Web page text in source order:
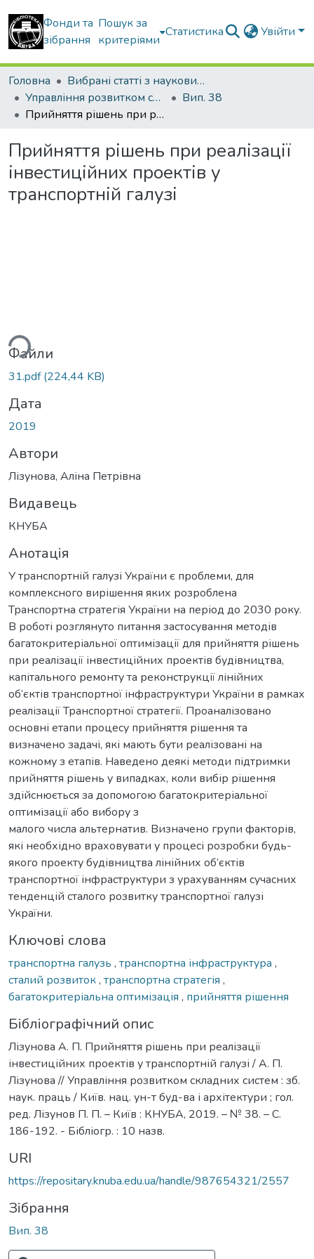
Фонди та
зібрання
Пошук за
критеріями
Статистика Увійти
Головна
Вибрані статті з наукових збірників КНУБА
Управління розвитком складних систем
Вип. 38
Прийняття рішень при реалізації інвестиційних проектів у транспортній галузі
Прийняття рішень при реалізації
інвестиційних проектів у
транспортній галузі
Файли
31.pdf(224,44 KB)
Дата
2019
Автори
Лізунова, Аліна Петрівна
Видавець
КНУБА
Анотація
У транспортній галузі України є проблеми, для
комплексного вирішення яких розроблена
Транспортна стратегія України на період до 2030 року.
В роботі розглянуто питання застосування методів
багатокритеріальної оптимізації для прийняття рішень
при реалізації інвестиційних проектів будівництва,
капітального ремонту та реконструкції лінійних
об’єктів транспортної інфраструктури України в рамках
реалізації Транспортної стратегії. Проаналізовано
основні етапи процесу прийняття рішення та
визначено задачі, які мають бути реалізовані на
кожному з етапів. Наведено деякі методи підтримки
прийняття рішень у випадках, коли вибір рішення
здійснюється за допомогою багатокритеріальної
оптимізації або вибору з
малого числа альтернатив. Визначено групи факторів,
які необхідно враховувати у процесі розробки будь-
якого проекту будівництва лінійних об’єктів
транспортної інфраструктури з урахуванням сучасних
тенденцій сталого розвитку транспортної галузі
України.
Ключові слова
транспортна галузь , транспортна інфраструктура ,
сталий розвиток, транспортна стратегія ,
багатокритеріальна оптимізація , прийняття рішення
Бібліографічний опис
Лізунова А. П. Прийняття рішень при реалізації
інвестиційних проектів у транспортній галузі / А. П.
Лізунова // Управління розвитком складних систем : зб.
наук. праць / Київ. нац. ун-т буд-ва і архітектури ; гол.
ред. Лізунов П. П. – Київ : КНУБА, 2019. – № 38. – С.
186-192. - Бібліогр. : 10 назв.
URI
https://repositary.knuba.edu.ua/handle/987654321/2557
Зібрання
Вип. 38